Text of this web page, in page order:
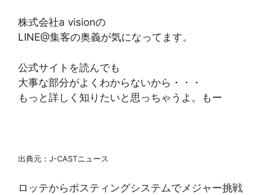
株式会社a visionの
LINE@集客の奥義が気になってます。
公式サイトを読んでも
大事な部分がよくわからないから・・・
もっと詳しく知りたいと思っちゃうよ。もー
出典元：J-CASTニュース
ロッテからポスティングシステムでメジャー挑戦